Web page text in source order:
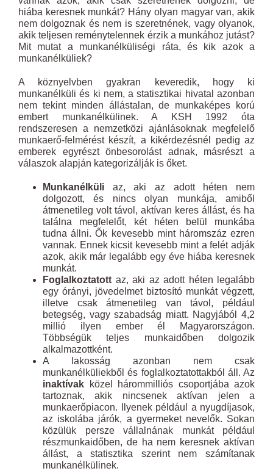
hiába keresnek munkát? Hány olyan magyar van, akik
nem dolgoznak és nem is szeretnének, vagy olyanok,
akik teljesen reménytelennek érzik a munkához jutást?
Mit mutat a munkanélküliségi ráta, és kik azok a
munkanélküliek?
A köznyelvben gyakran keveredik, hogy ki
munkanélküli és ki nem, a statisztikai hivatal azonban
nem tekint minden állástalan, de munkaképes korú
embert munkanélkülinek. A KSH 1992 óta
rendszeresen a nemzetközi ajánlásoknak megfelelő
munkaerő-felmérést készít, a kikérdezésnél pedig az
emberek egyrészt önbesorolást adnak, másrészt a
válaszok alapján kategorizálják is őket.
Munkanélküli az, aki az adott héten nem
dolgozott, és nincs olyan munkája, amiből
átmenetileg volt távol, aktívan keres állást, és ha
találna megfelelőt, két héten belül munkába
tudna állni. Ők kevesebb mint háromszáz ezren
vannak. Ennek kicsit kevesebb mint a felét adják
azok, akik már legalább egy éve hiába keresnek
munkát.
Foglalkoztatott az, aki az adott héten legalább
egy órányi, jövedelmet biztosító munkát végzett,
illetve csak átmenetileg van távol, például
betegség, vagy szabadság miatt. Nagyjából 4,2
millió ilyen ember él Magyarországon.
Többségük teljes munkaidőben dolgozik
alkalmazottként.
A lakosság azonban nem csak
munkanélküliekből és foglalkoztatottakból áll. Az
inaktívak
közel hárommilliós csoportjába azok
tartoznak, akik nincsenek aktívan jelen a
munkaerőpiacon. Ilyenek például a nyugdíjasok,
az iskolába járók, a gyermeket nevelők. Sokan
közülük persze vállalnának munkát például
részmunkaidőben, de ha nem keresnek aktívan
állást, a statisztika szerint nem számítanak
munkanélkülinek.